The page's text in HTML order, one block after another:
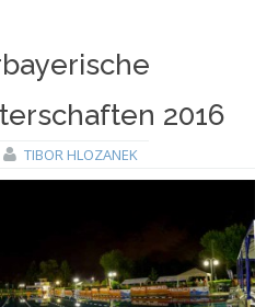
2016
TIBOR HLOZANEK